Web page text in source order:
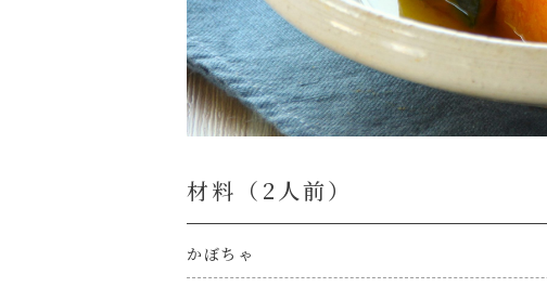
材料（2⼈前）
かぼちゃ